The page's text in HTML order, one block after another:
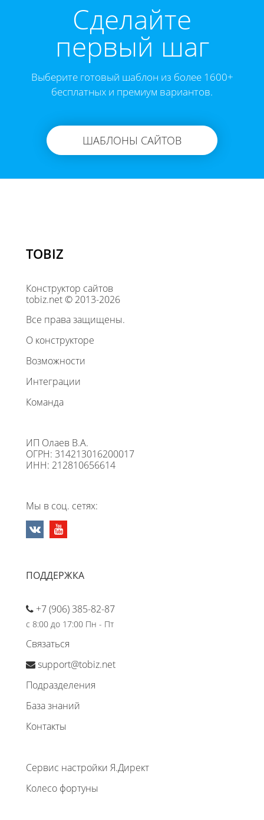
Cделайте
первый шаг
Выберите готовый шаблон из более 1600+
бесплатных и премиум вариантов.
ШАБЛОНЫ САЙТОВ
TOBIZ
Конструктор сайтов
tobiz.net © 2013-2026
Все права защищены.
О конструкторе
Возможности
Интеграции
Команда
ИП Олаев В.А.
ОГРН: 314213016200017
ИНН: 212810656614
Мы в соц. сетях:
ПОДДЕРЖКА
+7 (906) 385-82-87
с 8:00 до 17:00 Пн - Пт
Связаться
support@tobiz.net
Подразделения
База знаний
Контакты
Сервис настройки Я.Директ
Колесо фортуны